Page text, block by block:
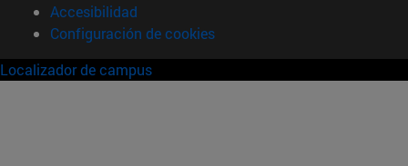
Accesibilidad
Configuración de cookies
Localizador de campus